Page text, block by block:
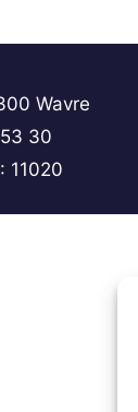
Wavre
30
11020